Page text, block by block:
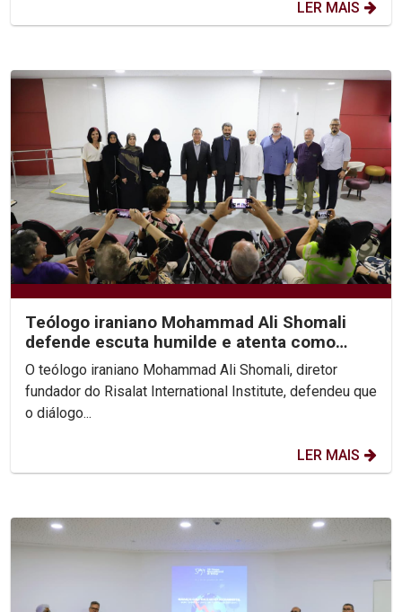
LER MAIS
Teólogo iraniano Mohammad Ali Shomali
defende escuta humilde e atenta como
base de diálogo...
O teólogo iraniano Mohammad Ali Shomali, diretor
fundador do Risalat International Institute, defendeu que
o diálogo...
LER MAIS